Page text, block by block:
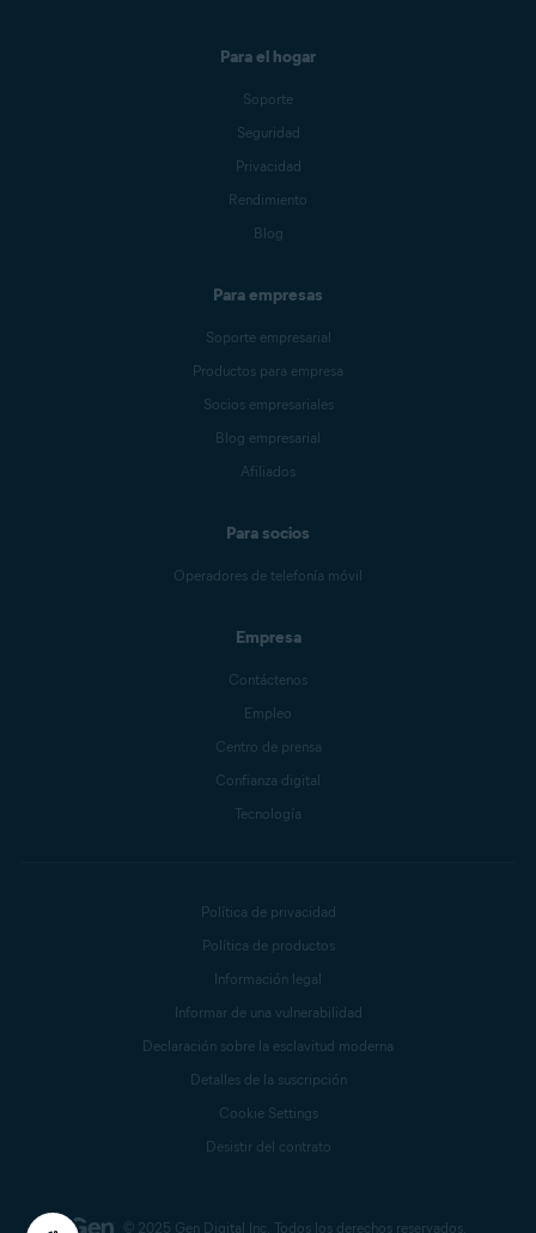
Para el hogar
Soporte
Seguridad
Privacidad
Rendimiento
Blog
Para empresas
Soporte empresarial
Productos para empresa
Socios empresariales
Blog empresarial
Afiliados
Para socios
Operadores de telefonía móvil
Empresa
Contáctenos
Empleo
Centro de prensa
Confianza digital
Tecnología
© 2025 Gen Digital Inc. Todos los derechos reservados.
Política de privacidad
Política de productos
Información legal
Informar de una vulnerabilidad
Declaración sobre la esclavitud moderna
Detalles de la suscripción
Cookie Settings
Desistir del contrato